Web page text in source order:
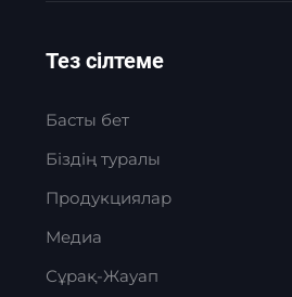
Тез сілтеме
Басты бет
Біздің туралы
Продукциялар
Медиа
Сұрақ-Жауап